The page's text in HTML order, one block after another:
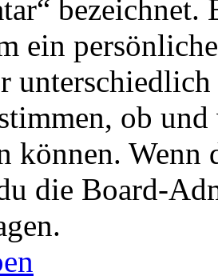
ein
ob
können. Wenn
die Board-